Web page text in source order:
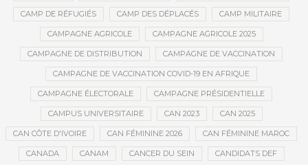
CAMP DE RÉFUGIÉS CAMP DES DÉPLACÉS CAMP MILITAIRE
CAMPAGNE AGRICOLE CAMPAGNE AGRICOLE 2025
CAMPAGNE DE DISTRIBUTION CAMPAGNE DE VACCINATION
CAMPAGNE DE VACCINATION COVID-19 EN AFRIQUE
CAMPAGNE ÉLECTORALE CAMPAGNE PRÉSIDENTIELLE
CAMPUS UNIVERSITAIRE CAN 2023 CAN 2025
CAN CÔTE D'IVOIRE CAN FÉMININE 2026 CAN FÉMININE MAROC
CANADA CANAM CANCER DU SEIN CANDIDATS DEF